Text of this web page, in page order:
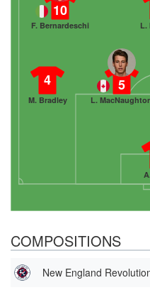
4
M. Bradley
5
L.
10
F. Bernardeschi L.
COMPOSITIONS
New England